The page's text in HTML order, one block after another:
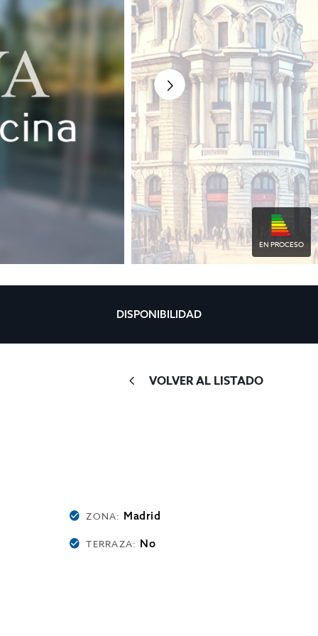
EN PROCESO
DISPONIBILIDAD
VOLVER AL LISTADO
ZONA: Madrid
TERRAZA: No